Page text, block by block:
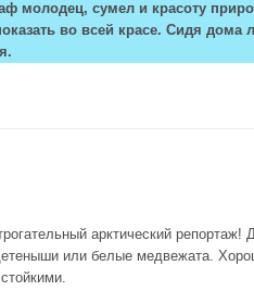
молодец, сумел и красоту
во всей красе. Сидя дома
арктический репортаж!
или белые медвежата.